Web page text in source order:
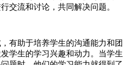
交流和讨论，共同解决问题。
有助于培养学生的沟通能力和团
学生的学习兴趣和动力。当学生